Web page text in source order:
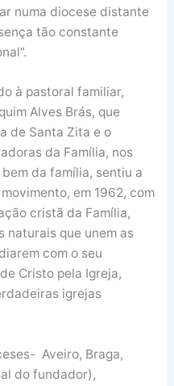
numa diocese distante
tão constante
à pastoral familiar,
Alves Brás, que
de Santa Zita e o
da Família, nos
da família, sentiu a
em 1962, com
cristã da Família,
naturais que unem as
com o seu
Cristo pela Igreja,
igrejas
Aveiro, Braga,
do fundador),